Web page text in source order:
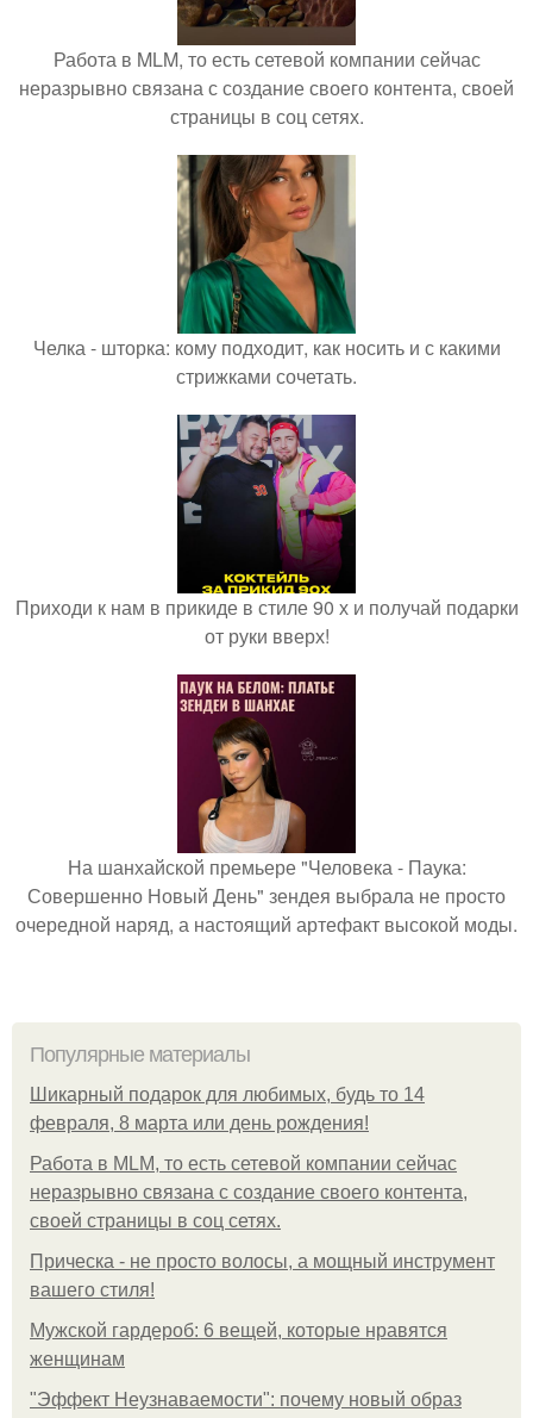
Работа в MLM, то есть сетевой компании сейчас
неразрывно связана с создание своего контента, своей
страницы в соц сетях.
Челка - шторка: кому подходит, как носить и с какими
стрижками сочетать.
Приходи к нам в прикиде в стиле 90 х и получай подарки
от руки вверх!
На шанхайской премьере "Человека - Паука:
Совершенно Новый День" зендея выбрала не просто
очередной наряд, а настоящий артефакт высокой моды.
Популярные материалы
Шикарный подарок для любимых, будь то 14
февраля, 8 марта или день рождения!
Работа в MLM, то есть сетевой компании сейчас
неразрывно связана с создание своего контента,
своей страницы в соц сетях.
Прическа - не просто волосы, а мощный инструмент
вашего стиля!
Мужской гардероб: 6 вещей, которые нравятся
женщинам
"Эффект Неузнаваемости": почему новый образ